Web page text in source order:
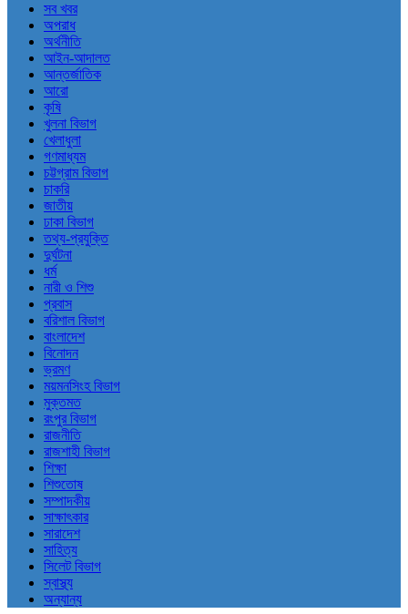
সব খবর
অপরাধ
অর্থনীতি
আইন-আদালত
আন্তর্জাতিক
আরো
কৃষি
খুলনা বিভাগ
খেলাধুলা
গণমাধ্যম
চট্টগ্রাম বিভাগ
চাকরি
জাতীয়
ঢাকা বিভাগ
তথ্য-প্রযুক্তি
দুর্ঘটনা
ধর্ম
নারী ও শিশু
প্রবাস
বরিশাল বিভাগ
বাংলাদেশ
বিনোদন
ভ্রমণ
ময়মনসিংহ বিভাগ
মুক্তমত
রংপুর বিভাগ
রাজনীতি
রাজশাহী বিভাগ
শিক্ষা
শিশুতোষ
সম্পাদকীয়
সাক্ষাৎকার
সারাদেশ
সাহিত্য
সিলেট বিভাগ
স্বাস্থ্য
অন্যান্য